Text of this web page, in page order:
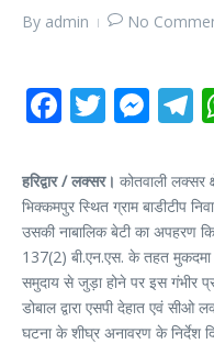
By admin No
हरिद्वार / लक्सर। कोतवाली लक्सर
भिक्कमपुर स्थित ग्राम बाडीटीप
उसकी नाबालिक बेटी का अपहरण
137(2) बी.एन.एस. के तहत
समुदाय से जुड़ा होने पर इस गंभीर
डोबाल द्वारा एसपी देहात एवं सीओ
घटना के शीघ्र अनावरण के निर्देश